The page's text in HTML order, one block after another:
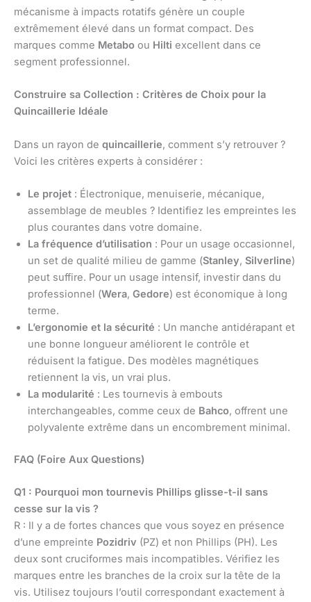
mécanisme à impacts rotatifs génère un couple
extrêmement élevé dans un format compact. Des
marques comme Metabo ou Hilti excellent dans ce
segment professionnel.
Construire sa Collection : Critères de Choix pour la
Quincaillerie Idéale
Dans un rayon de quincaillerie, comment s’y retrouver ?
Voici les critères experts à considérer :
Le projet : Électronique, menuiserie, mécanique,
assemblage de meubles ? Identifiez les empreintes les
plus courantes dans votre domaine.
La fréquence d’utilisation : Pour un usage occasionnel,
un set de qualité milieu de gamme (Stanley, Silverline)
peut suffire. Pour un usage intensif, investir dans du
professionnel (Wera, Gedore) est économique à long
terme.
L’ergonomie et la sécurité : Un manche antidérapant et
une bonne longueur améliorent le contrôle et
réduisent la fatigue. Des modèles magnétiques
retiennent la vis, un vrai plus.
La modularité : Les tournevis à embouts
interchangeables, comme ceux de Bahco, offrent une
polyvalente extrême dans un encombrement minimal.
FAQ (Foire Aux Questions)
Q1 : Pourquoi mon tournevis Phillips glisse-t-il sans
cesse sur la vis ?
R : Il y a de fortes chances que vous soyez en présence
d’une empreinte Pozidriv (PZ) et non Phillips (PH). Les
deux sont cruciformes mais incompatibles. Vérifiez les
marques entre les branches de la croix sur la tête de la
vis. Utilisez toujours l’outil correspondant exactement à